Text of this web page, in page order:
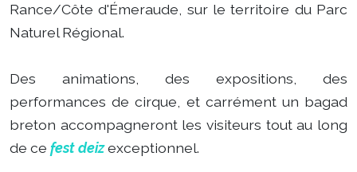
Rance/Côte d'Émeraude, sur le territoire du Parc
Naturel Régional.
Des animations, des expositions, des
performances de cirque, et carrément un bagad
breton accompagneront les visiteurs tout au long
de ce fest deizexceptionnel.